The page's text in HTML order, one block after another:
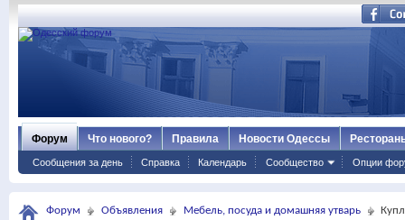
Форум
Сообщения за день Справка Календарь Сообщество Опции
Что нового? Правила Новости Одессы
Форум Объявления Мебель, посуда и домашняя утварь